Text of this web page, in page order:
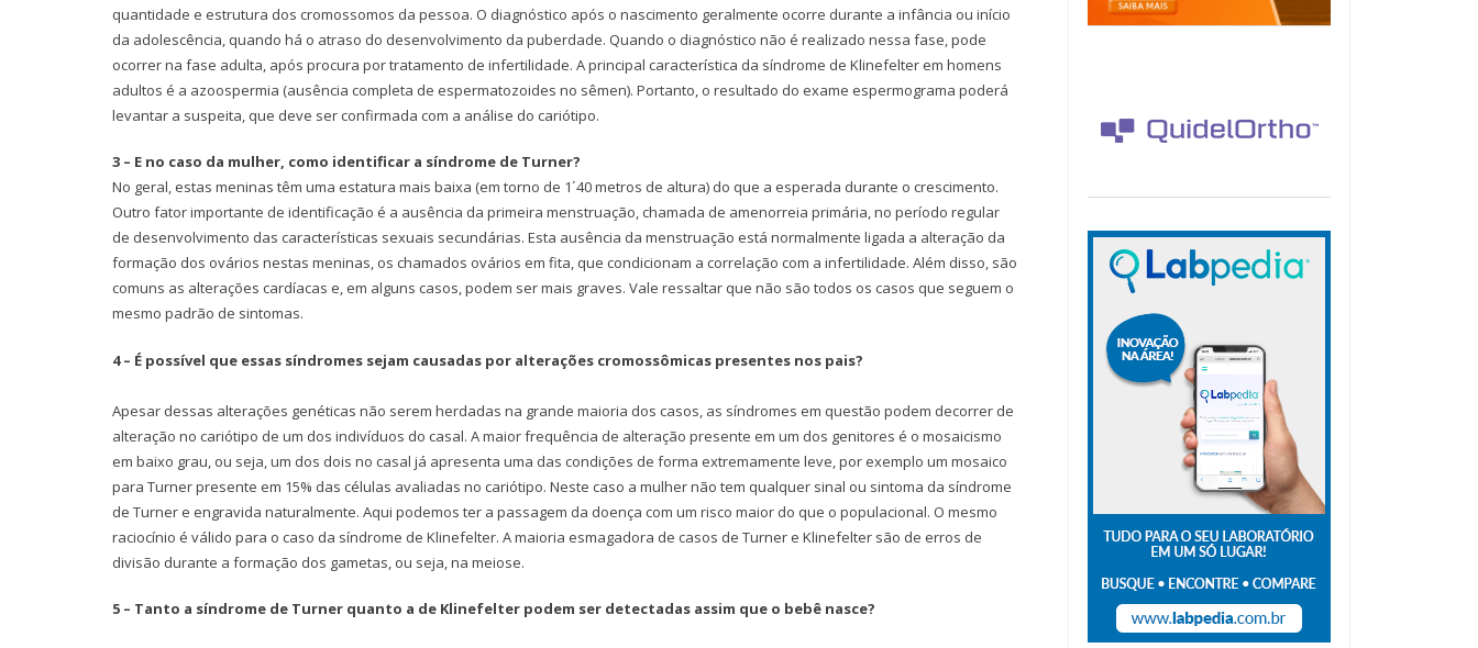
quantidade e estrutura dos cromossomos da pessoa. O diagnóstico após o nascimento geralmente ocorre durante a infância ou início
da adolescência, quando há o atraso do desenvolvimento da puberdade. Quando o diagnóstico não é realizado nessa fase, pode
ocorrer na fase adulta, após procura por tratamento de infertilidade. A principal característica da síndrome de Klinefelter em homens
adultos é a azoospermia (ausência completa de espermatozoides no sêmen). Portanto, o resultado do exame espermograma poderá
levantar a suspeita, que deve ser confirmada com a análise do cariótipo.
3 – E no caso da mulher, como identificar a síndrome de Turner?
No geral, estas meninas têm uma estatura mais baixa (em torno de 1´40 metros de altura) do que a esperada durante o crescimento.
Outro fator importante de identificação é a ausência da primeira menstruação, chamada de amenorreia primária, no período regular
de desenvolvimento das características sexuais secundárias. Esta ausência da menstruação está normalmente ligada a alteração da
formação dos ovários nestas meninas, os chamados ovários em fita, que condicionam a correlação com a infertilidade. Além disso, são
comuns as alterações cardíacas e, em alguns casos, podem ser mais graves. Vale ressaltar que não são todos os casos que seguem o
mesmo padrão de sintomas.
4 – É possível que essas síndromes sejam causadas por alterações cromossômicas presentes nos pais?
Apesar dessas alterações genéticas não serem herdadas na grande maioria dos casos, as síndromes em questão podem decorrer de
alteração no cariótipo de um dos indivíduos do casal. A maior frequência de alteração presente em um dos genitores é o mosaicismo
em baixo grau, ou seja, um dos dois no casal já apresenta uma das condições de forma extremamente leve, por exemplo um mosaico
para Turner presente em 15% das células avaliadas no cariótipo. Neste caso a mulher não tem qualquer sinal ou sintoma da síndrome
de Turner e engravida naturalmente. Aqui podemos ter a passagem da doença com um risco maior do que o populacional. O mesmo
raciocínio é válido para o caso da síndrome de Klinefelter. A maioria esmagadora de casos de Turner e Klinefelter são de erros de
divisão durante a formação dos gametas, ou seja, na meiose.
5 – Tanto a síndrome de Turner quanto a de Klinefelter podem ser detectadas assim que o bebê nasce?